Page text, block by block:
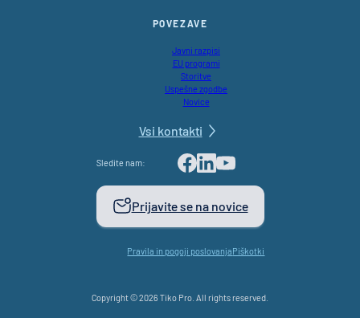
POVEZAVE
Javni razpisi
EU programi
Storitve
Uspešne zgodbe
Novice
Vsi kontakti
Sledite nam:
Prijavite se na novice
Copyright © 2026 Tiko Pro. All rights reserved.
Pravila in pogoji poslovanjaPiškotki